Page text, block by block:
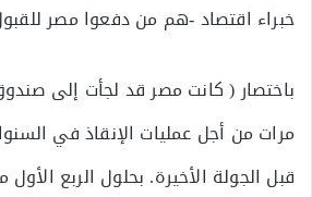
خبراء اقتصاد -هم من دفعوا مصر
مرات من أجل عمليات الإنقاذ في
قبل الجولة الأخيرة. بحلول الربع الأول